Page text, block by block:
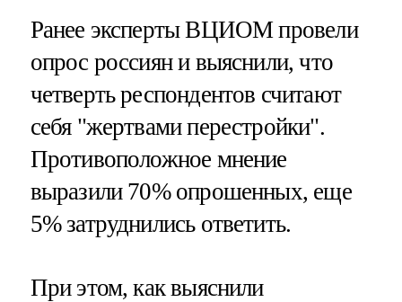
Ранее эксперты ВЦИОМ провели
опрос россиян и выяснили, что
четверть респондентов считают
себя "жертвами перестройки".
Противоположное мнение
выразили 70% опрошенных, еще
5% затруднились ответить.
При этом, как выяснили